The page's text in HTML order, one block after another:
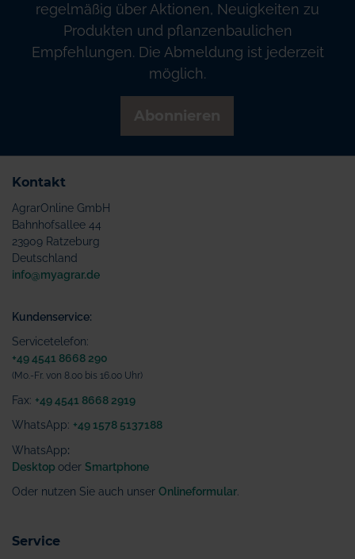
regelmäßig über Aktionen, Neuigkeiten zu
Produkten und pflanzenbaulichen
Empfehlungen. Die Abmeldung ist jederzeit
möglich.
Kontakt
AgrarOnline GmbH
Bahnhofsallee 44
23909 Ratzeburg
Deutschland
info@myagrar.de
Kundenservice:
Servicetelefon:
+49 4541 8668 290
(Mo.-Fr. von 8.00 bis 16.00 Uhr)
Fax: +49 4541 8668 2919
WhatsApp: +49 1578 5137188
WhatsApp:
Desktop oder Smartphone
Oder nutzen Sie auch unser Onlineformular
Service